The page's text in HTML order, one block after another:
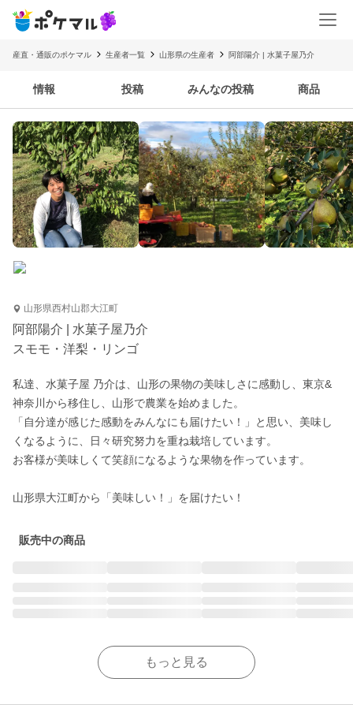
産直・通販のポケマル 生産者一覧 山形県の生産者 阿部陽介 | 水菓子屋乃介
情報 投稿 みんなの投稿 商品
山形県西村山郡大江町
阿部陽介 | 水菓子屋乃介
スモモ・洋梨・リンゴ
私達、水菓子屋 乃介は、山形の果物の美味しさに感動し、東京&
神奈川から移住し、山形で農業を始めました。
「自分達が感じた感動をみんなにも届けたい！」と思い、美味し
くなるように、日々研究努力を重ね栽培しています。
お客様が美味しくて笑顔になるような果物を作っています。
山形県大江町から「美味しい！」を届けたい！
販売中の商品
もっと見る